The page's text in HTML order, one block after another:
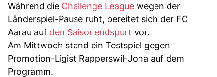
Während die Challenge League wegen der
Länderspiel-Pause ruht, bereitet sich der FC
Aarau auf den Saisonendspurt vor.
Am Mittwoch stand ein Testspiel gegen
Promotion-Ligist Rapperswil-Jona auf dem
Programm.